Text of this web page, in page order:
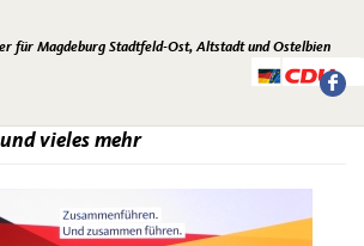
für Magdeburg Stadtfeld-Ost, Altstadt und Ostelbien
vieles mehr